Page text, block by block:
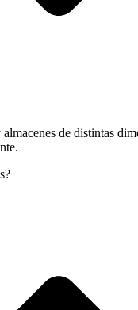
de distintas